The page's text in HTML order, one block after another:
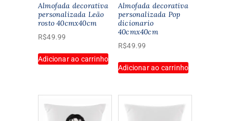
Almofada decorativa
personalizada Leão
rosto 40cmx40cm
R$49.99
Adicionar ao carrinho
Almofada decorativa
personalizada Pop
dicionario
40cmx40cm
R$49.99
Adicionar ao carrinho